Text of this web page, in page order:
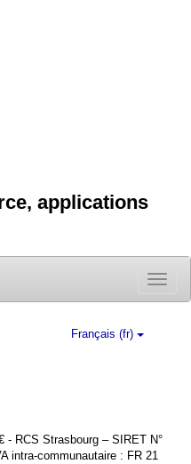
applications
Toggle
Français (fr)
- RCS Strasbourg – SIRET N°
intra-communautaire : FR 21